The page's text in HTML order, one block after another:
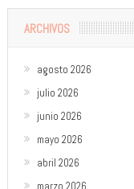
ARCHIVOS
agosto 2026
julio 2026
junio 2026
mayo 2026
abril 2026